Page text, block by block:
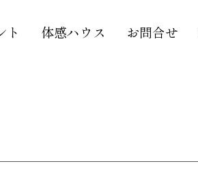
ト 体感ハウス お問合せ